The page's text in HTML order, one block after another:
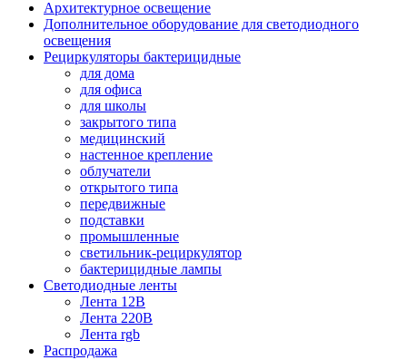
Архитектурное освещение
Дополнительное оборудование для светодиодного
освещения
Рециркуляторы бактерицидные
для дома
для офиса
для школы
закрытого типа
медицинский
настенное крепление
облучатели
открытого типа
передвижные
подставки
промышленные
светильник-рециркулятор
бактерицидные лампы
Светодиодные ленты
Лента 12В
Лента 220В
Лента rgb
Распродажа